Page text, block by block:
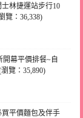
林捷運站步行10
覽：36,338)
開幕平價排餐~自
覽：35,890)
平價麵包及伴手